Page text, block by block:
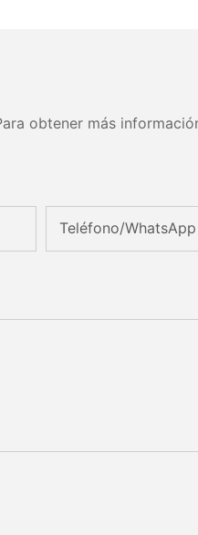
obtener más
Teléfono/WhatsApp